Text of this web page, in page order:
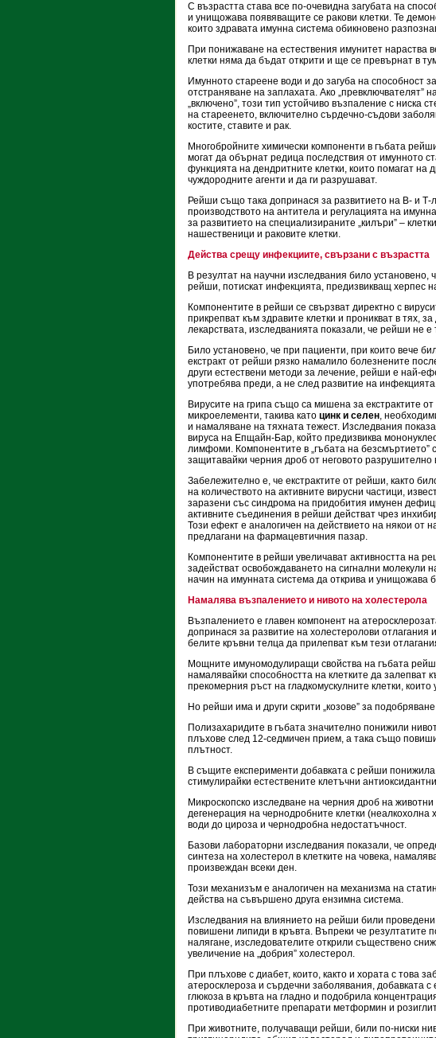
С възрастта става все по-очевидна загубата на
и унищожава появяващите се ракови клетки. Те
които здравата имунна система обикновено
При понижаване на естествения имунитет нараства
клетки няма да бъдат открити и ще се превърнат в
Имунното стареене води и до загуба на способност
отстраняване на заплахата. Ако „превключвателят”
„включено”, този тип устойчиво възпаление с ниска
на стареенето, включително сърдечно-съдови
костите, ставите и рак.
Многобройните химически компоненти в гъбата
могат да обърнат редица последствия от имунното
функцията на дендритните клетки, които помагат на
чуждородните агенти и да ги разрушават.
Рейши също така допринася за развитието на В- и
производството на антитела и регулацията на
за развитието на специализираните „килъри” –
нашественици и раковите клетки.
Действа срещу инфекциите, свързани с възрастта
В резултат на научни изследвания било
рейши, потискат инфекцията, предизвикващ херпес
Компонентите в рейши се свързват директно с
прикрепват към здравите клетки и проникват в тях,
лекарствата, изследванията показали, че рейши не е
Било установено, че при пациенти, при които вече
екстракт от рейши рязко намалило болезнените
други естествени методи за лечение, рейши е най-
употребява преди, а не след развитие на
Вирусите на грипа също са мишена за екстрактите
микроелементи, такива като цинк и селен,
и намаляване на тяхната тежест. Изследвания
вируса на Епщайн-Бар, който предизвиква
лимфоми. Компонентите в „гъбата на безсмъртието”
защитавайки черния дроб от неговото
Забележително е, че екстрактите от рейши, както
на количеството на активните вирусни частици,
заразени със синдрома на придобития имунен
активните съединения в рейши действат чрез
Този ефект е аналогичен на действието на някои от
предлагани на фармацевтичния пазар.
Компонентите в рейши увеличават активността на
задействат освобождаването на сигнални молекули
начин на имунната система да открива и унищожава
Намалява възпалението и нивото на холестерола
Възпалението е главен компонент на
допринася за развитие на холестеролови отлагания
белите кръвни телца да прилепват към тези
Мощните имуномодулиращи свойства на гъбата
намалявайки способността на клетките да залепват
прекомерния ръст на гладкомускулните клетки, които
Но рейши има и други скрити „козове” за
Полизахаридите в гъбата значително понижили
плъхове след 12-седмичен прием, а така също
плътност.
В същите експерименти добавката с рейши
стимулирайки естествените клетъчни
Микроскопско изследване на черния дроб на
дегенерация на чернодробните клетки
води до цироза и чернодробна недостатъчност.
Базови лабораторни изследвания показали, че
синтеза на холестерол в клетките на човека,
произвеждан всеки ден.
Този механизъм е аналогичен на механизма на
действа на съвършено друга ензимна система.
Изследвания на влиянието на рейши били
повишени липиди в кръвта. Въпреки че резултатите
налягане, изследователите открили съществено
увеличение на „добрия” холестерол.
При плъхове с диабет, които, както и хората с това
атеросклероза и сърдечни заболявания, добавката
глюкоза в кръвта на гладно и подобрила
противодиабетните препарати метформин и
При животните, получаващи рейши, били по-ниски